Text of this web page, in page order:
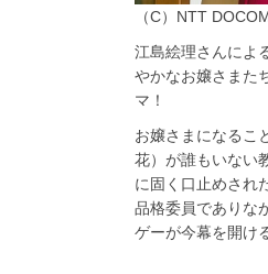
（C）NTT
江島絵理さんによ
やかなお嬢さまた
マ！
お嬢さまになるこ
花）が誰もいない
に固く口止めされ
品格委員でありな
ゲーが今幕を開け